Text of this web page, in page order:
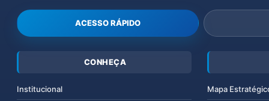
ACESSO RÁPIDO
CONHEÇA
Institucional Mapa